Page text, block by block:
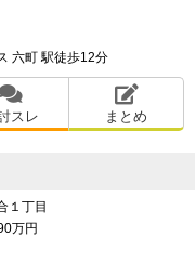
六町 駅徒歩12分
スレ まとめ
１丁目
万円